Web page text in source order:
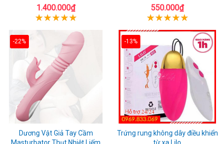
1.400.000₫
7 chế độ
550.000₫
-22%
Dương Vật Giả Tay Cầm
Masturbator Thụt Nhiệt Liếm
-13%
Trứng rung không dây điều khiển
từ xa Lilo